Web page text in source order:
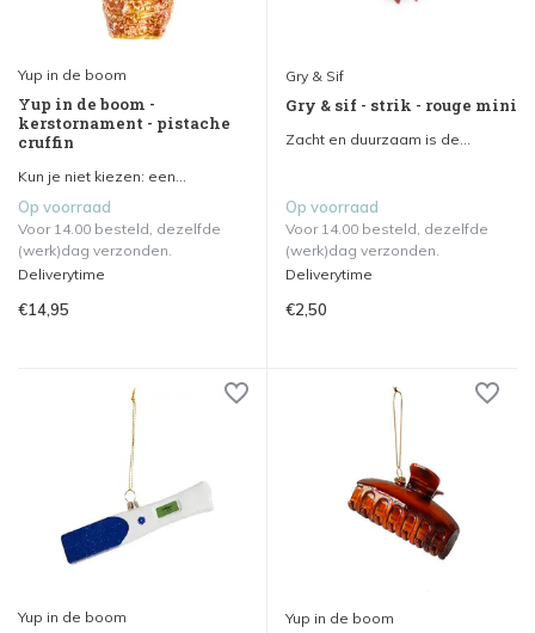
Yup in de boom
Yup in de boom -
kerstornament - pistache
cruffin
Kun je niet kiezen: een...
Op voorraad
Voor 14.00 besteld, dezelfde
(werk)dag verzonden.
Deliverytime
€14,95
Gry & Sif
Gry & sif - strik - rouge mini
Zacht en duurzaam is de...
Op voorraad
Voor 14.00 besteld, dezelfde
(werk)dag verzonden.
Deliverytime
€2,50
Yup in de boom Yup in de boom